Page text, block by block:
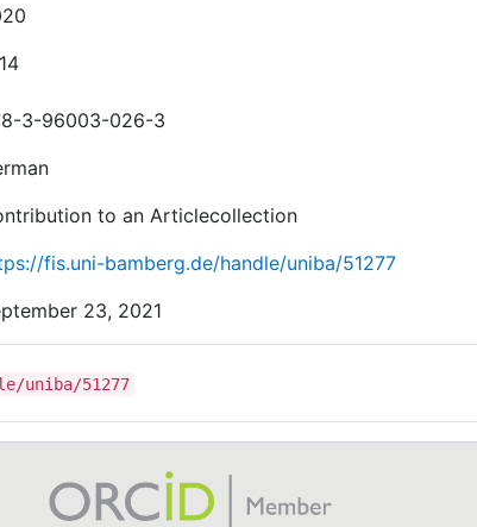
3-96003-026-3
to an Articlecollection
fis.uni-bamberg.de/handle/uniba/51277
23, 2021
uniba/51277